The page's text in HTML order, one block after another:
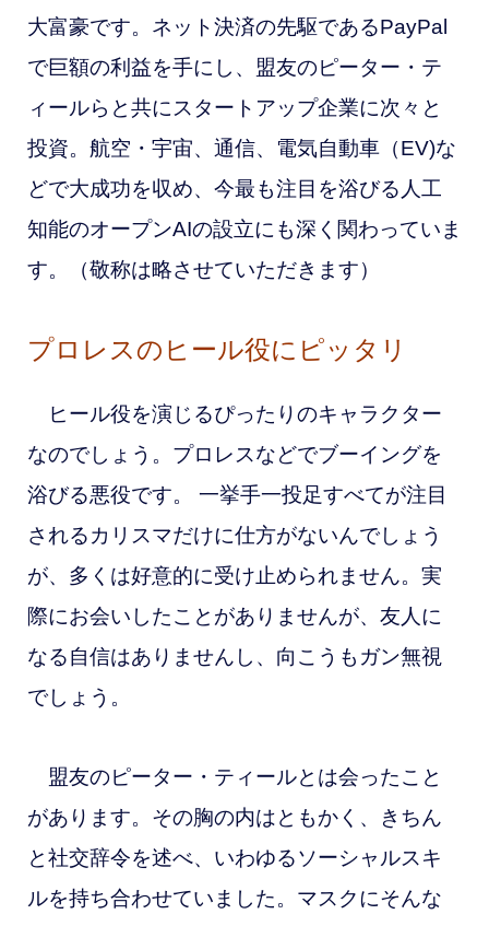
大富豪です。ネット決済の先駆であるPayPal
で巨額の利益を手にし、盟友のピーター・テ
ィールらと共にスタートアップ企業に次々と
投資。航空・宇宙、通信、電気自動車（EV)な
どで大成功を収め、今最も注目を浴びる人工
知能のオープンAIの設立にも深く関わっていま
す。（敬称は略させていただきます）
プロレスのヒール役にピッタリ
ヒール役を演じるぴったりのキャラクター
なのでしょう。プロレスなどでブーイングを
浴びる悪役です。 一挙手一投足すべてが注目
されるカリスマだけに仕方がないんでしょう
が、多くは好意的に受け止められません。実
際にお会いしたことがありませんが、友人に
なる自信はありませんし、向こうもガン無視
でしょう。
盟友のピーター・ティールとは会ったこと
があります。その胸の内はともかく、きちん
と社交辞令を述べ、いわゆるソーシャルスキ
ルを持ち合わせていました。マスクにそんな